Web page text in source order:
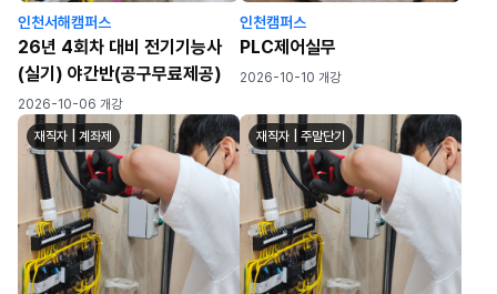
인천서해캠퍼스
26년 4회차 대비 전기기능사
(실기) 야간반(공구무료제공)
2026-10-06 개강
인천캠퍼스
PLC제어실무
2026-10-10 개강
재직자 | 계좌제 재직자 | 주말단기